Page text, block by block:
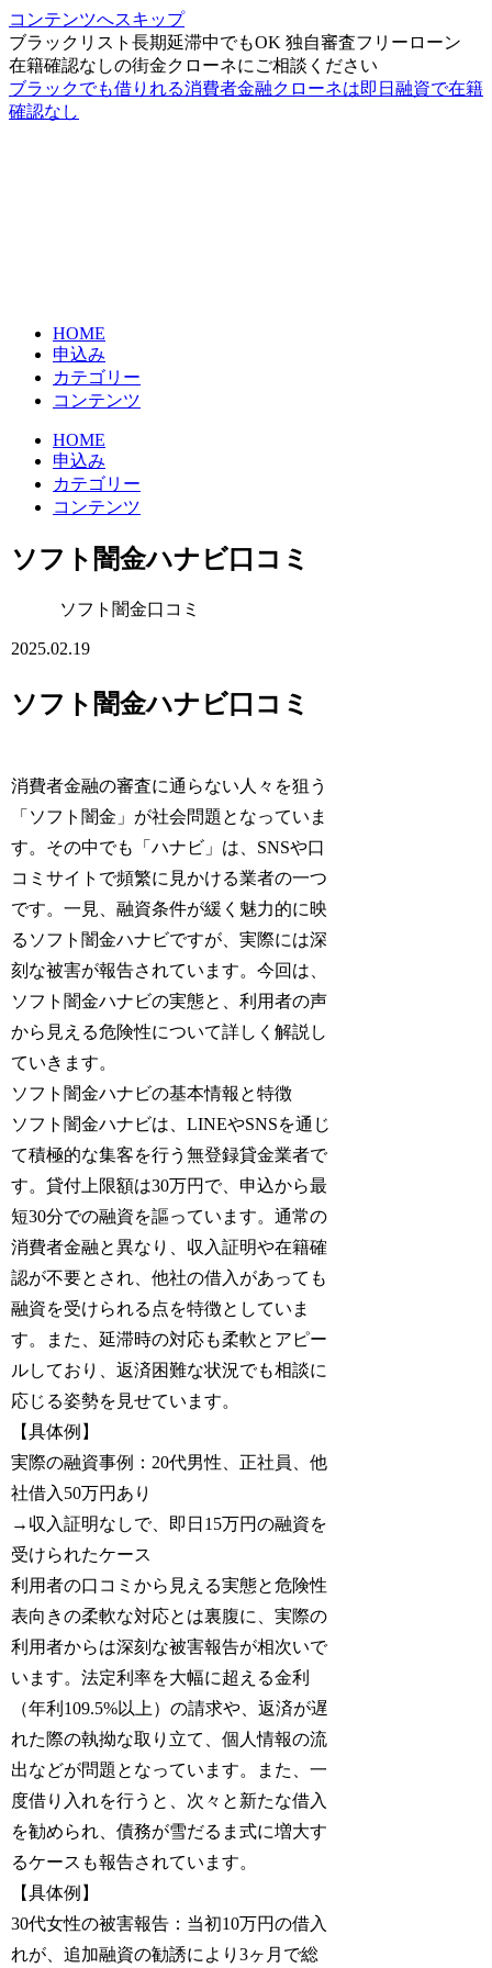
コンテンツへスキップ
ブラックリスト長期延滞中でもOK 独自審査フリーローン
在籍確認なしの街金クローネにご相談ください
ブラックでも借りれる消費者金融クローネは即日融資で在籍
確認なし
HOME
申込み
カテゴリー
コンテンツ
HOME
申込み
カテゴリー
コンテンツ
ソフト闇金ハナビ口コミ
ソフト闇金口コミ
2025.02.19
ソフト闇金ハナビ口コミ
消費者金融の審査に通らない人々を狙う
「ソフト闇金」が社会問題となっていま
す。その中でも「ハナビ」は、SNSや口
コミサイトで頻繁に見かける業者の一つ
です。一見、融資条件が緩く魅力的に映
るソフト闇金ハナビですが、実際には深
刻な被害が報告されています。今回は、
ソフト闇金ハナビの実態と、利用者の声
から見える危険性について詳しく解説し
ていきます。
ソフト闇金ハナビの基本情報と特徴
ソフト闇金ハナビは、LINEやSNSを通じ
て積極的な集客を行う無登録貸金業者で
す。貸付上限額は30万円で、申込から最
短30分での融資を謳っています。通常の
消費者金融と異なり、収入証明や在籍確
認が不要とされ、他社の借入があっても
融資を受けられる点を特徴としていま
す。また、延滞時の対応も柔軟とアピー
ルしており、返済困難な状況でも相談に
応じる姿勢を見せています。
【具体例】
実際の融資事例：20代男性、正社員、他
社借入50万円あり
→収入証明なしで、即日15万円の融資を
受けられたケース
利用者の口コミから見える実態と危険性
表向きの柔軟な対応とは裏腹に、実際の
利用者からは深刻な被害報告が相次いで
います。法定利率を大幅に超える金利
（年利109.5%以上）の請求や、返済が遅
れた際の執拗な取り立て、個人情報の流
出などが問題となっています。また、一
度借り入れを行うと、次々と新たな借入
を勧められ、債務が雪だるま式に増大す
るケースも報告されています。
【具体例】
30代女性の被害報告：当初10万円の借入
れが、追加融資の勧誘により3ヶ月で総